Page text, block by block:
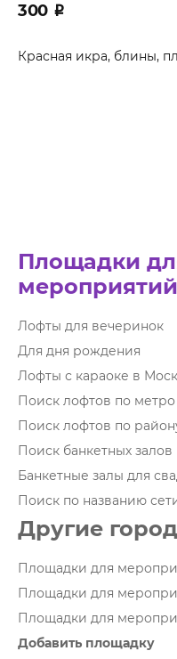
300 ₽
Красная икра, блины,
Площадки
Лофты для вечеринок
Для дня рождения
Лофты с караоке в
Поиск лофтов по метро
Поиск лофтов по
Поиск банкетных
Банкетные залы для
Поиск по названию
Другие
Площадки для
Площадки для
Площадки для
Добавить площадку